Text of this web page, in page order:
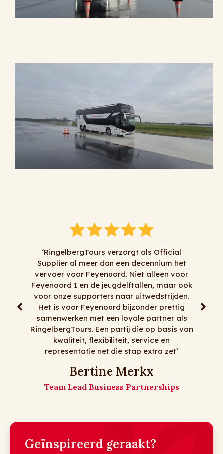
‘Al jaren doen wij naar volle tevredenheid
zaken met RingelbergTours. Alles kan en
alles mag, tenminste het meeste dan . Voor
korte transfers, dagtochten, meerdaagse
reizen, goede chauffeurs, flexibiliteit en
mooie bussen moet je bij RingelbergTours
zijn! Op naar nog vele jaren!
De meiden van Matz Travel
Matz Travel
Geïnspireerd geraakt?